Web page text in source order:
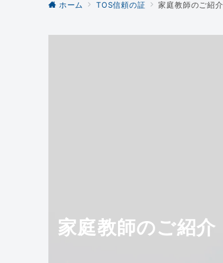
ホーム TOS信頼の証 家庭教師のご紹介
家庭教師のご紹介